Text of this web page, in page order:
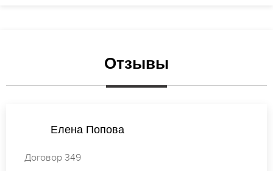
Отзывы
Наталья Михайлова
Договор 547